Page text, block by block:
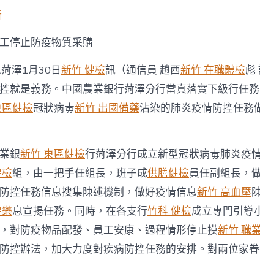
診
所
減
重
好
防
控
戰〉
中
停止防疫物質采購
澤1月30日新竹 健檢訊（通信員 趙西新竹 在職體檢彪
就是義務。中國農業銀行菏澤分行當真落實下級行任
健檢冠狀病毒新竹 出國備藥沾染的肺炎疫情防控任務
銀新竹 東區健檢行菏澤分行成立新型冠狀病毒肺炎疫
組，由一把手任組長，班子成供膳健檢員任副組長，
控任務信息搜集陳述機制，做好疫情信息新竹 高血壓
息宣揚任務。同時，在各支行竹科 健檢成立專門引導
對防疫物品配發、員工安康、過程情形停止摸新竹 職
控辦法，加大力度對疾病防控任務的安排。對兩位家